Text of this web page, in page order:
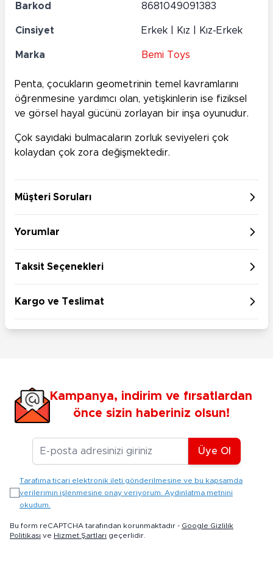
Barkod 8681049091383
Cinsiyet Erkek | Kız | Kız-Erkek
Marka Bemi Toys
Penta, çocukların geometrinin temel kavramlarını
öğrenmesine yardımcı olan, yetişkinlerin ise fiziksel
ve görsel hayal gücünü zorlayan bir inşa oyunudur.
Çok sayıdaki bulmacaların zorluk seviyeleri çok
kolaydan çok zora değişmektedir.
Müşteri Soruları
Yorumlar
Taksit Seçenekleri
Kargo ve Teslimat
Kampanya, indirim ve fırsatlardan
önce sizin haberiniz olsun!
E-posta Adresiniz
Üye Ol
Tarafıma ticari elektronik ileti gönderilmesine ve bu kapsamda
verilerimin işlenmesine onay veriyorum. Aydınlatma metnini
okudum.
Bu form reCAPTCHA tarafından korunmaktadır - Google Gizlilik
Politikası ve Hizmet Şartları geçerlidir.